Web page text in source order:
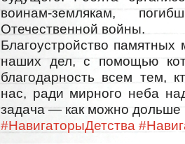
воинам-землякам,
Отечественной войны.
Благоустройство
наших дел, с помощью
благодарность всем тем,
нас, ради мирного неба
задача — как можно дольше
#НавигаторыДетства